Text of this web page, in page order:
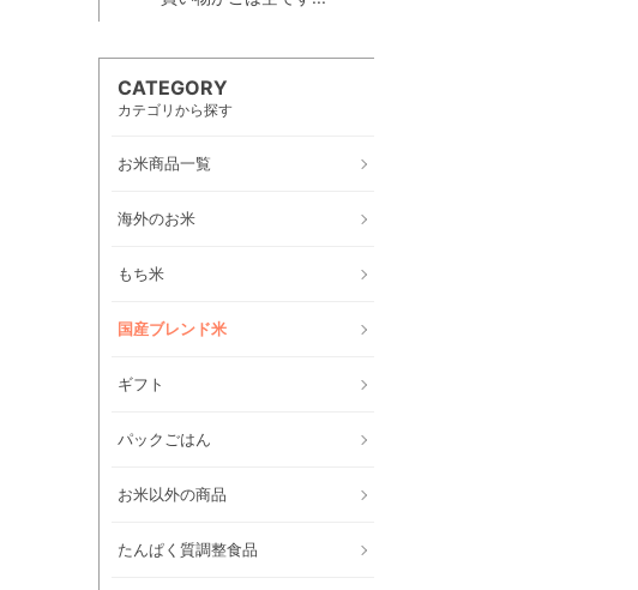
CATEGORY
カテゴリから探す
お米商品一覧
海外のお米
もち米
国産ブレンド米
ギフト
パックごはん
お米以外の商品
たんぱく質調整食品